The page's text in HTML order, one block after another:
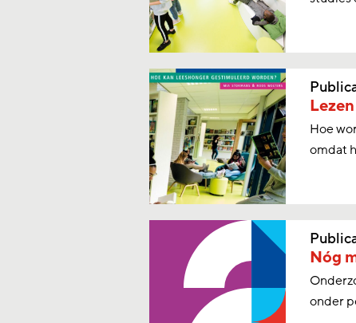
Hoe
omdat
Nóg
onder